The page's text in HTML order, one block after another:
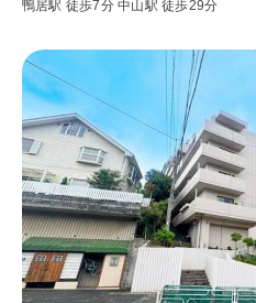
鴨居駅 徒歩7分中山駅 徒歩29分